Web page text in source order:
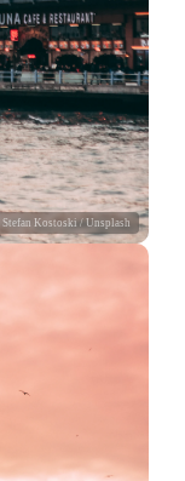
Stefan Kostoski/ Unsplash